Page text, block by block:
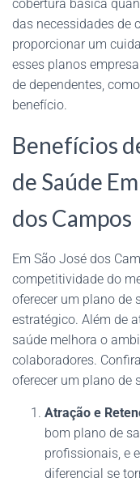
cobertura básica
das necessidades de
proporcionar um
esses planos
de dependentes,
benefício.
Benefícios
de Saúde
dos Campos
Em São José dos
competitividade do
oferecer um plano de
estratégico. Além de
saúde melhora o
colaboradores.
oferecer um plano de
Atração e
bom plano de
profissionais, e
diferencial se